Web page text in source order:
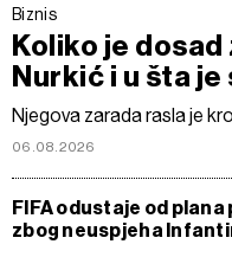
Biznis
Koliko je
Nurkić i u šta
Njegova zarada rasla je
06.08.2026
FIFA odustaje od
zbog neuspjeha